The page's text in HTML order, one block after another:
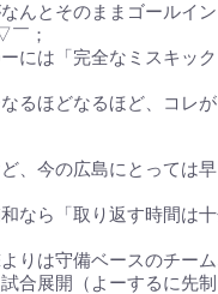
んとそのままゴールイ
￣；
ーには「完全なミスキッ
なるほどなるほど、コレ
、今の広島にとっては
和なら「取り返す時間は
りは守備ベースのチー
合展開（よーするに先